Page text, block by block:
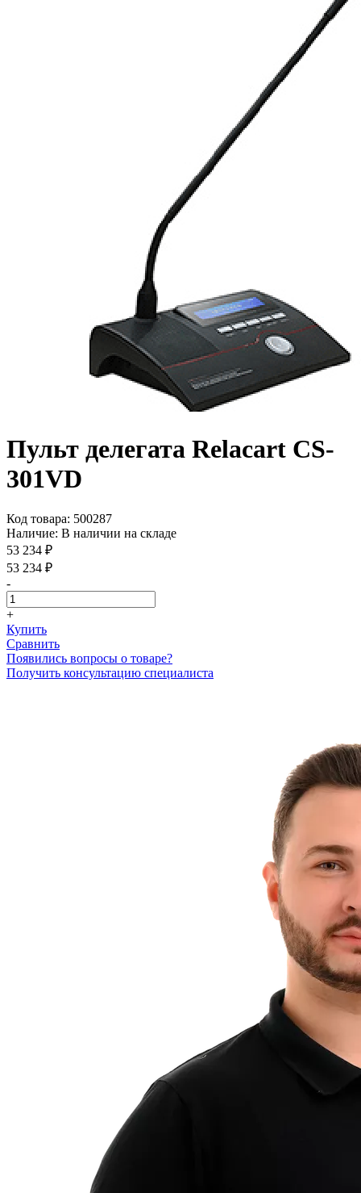
Пульт делегата Relacart CS-
301VD
Код товара: 500287
Наличие: В наличии на складе
53 234 ₽
53 234 ₽
-
+
Купить
Сравнить
Появились вопросы о товаре?
Получить консультацию специалиста